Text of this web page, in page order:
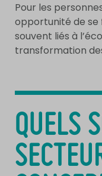
Pour les
opportunité de
souvent liés à
transformation
QUELS